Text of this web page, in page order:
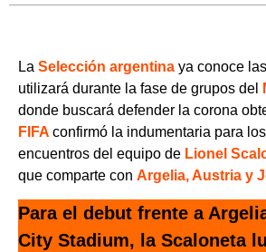
La Selección argentina ya conoce
utilizará durante la fase de grupos del
donde buscará defender la corona
FIFA confirmó la indumentaria para
encuentros del equipo de Lionel
que comparte con Argelia, Austria y
Para el debut frente a
City Stadium, la Scaloneta